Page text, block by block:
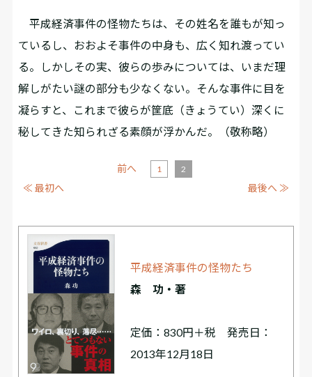
平成経済事件の怪物たちは、その姓名を誰もが知っ
ているし、おおよそ事件の中身も、広く知れ渡ってい
る。しかしその実、彼らの歩みについては、いまだ理
解しがたい謎の部分も少なくない。そんな事件に目を
凝らすと、これまで彼らが筐底（きょうてい）深くに
秘してきた知られざる素顔が浮かんだ。（敬称略）
≪ 最初へ
前へ 1 2
最後へ ≫
平成経済事件の怪物たち
森 功・著
定価：830円＋税 発売日：
2013年12月18日